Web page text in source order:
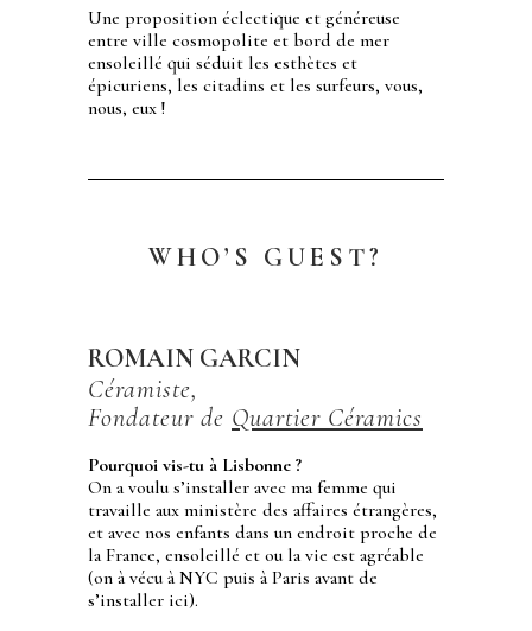
Une proposition éclectique et généreuse
entre ville cosmopolite et bord de mer
ensoleillé qui séduit les esthètes et
épicuriens, les citadins et les surfeurs, vous,
nous, eux !
WHO’S GUEST?
ROMAIN GARCIN
Céramiste,
Fondateur de Quartier Céramics
Pourquoi vis-tu à Lisbonne ?
On a voulu s’installer avec ma femme qui
travaille aux ministère des affaires étrangères,
et avec nos enfants dans un endroit proche de
la France, ensoleillé et ou la vie est agréable
(on à vécu à NYC puis à Paris avant de
s’installer ici).